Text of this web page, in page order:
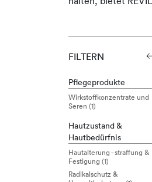
FILTERN
Pflegeprodukte
Wirkstoffkonzentrate und
Seren (1)
Hautzustand &
Hautbedürfnis
Hautalterung - straffung &
Festigung (1)
Radikalschutz &